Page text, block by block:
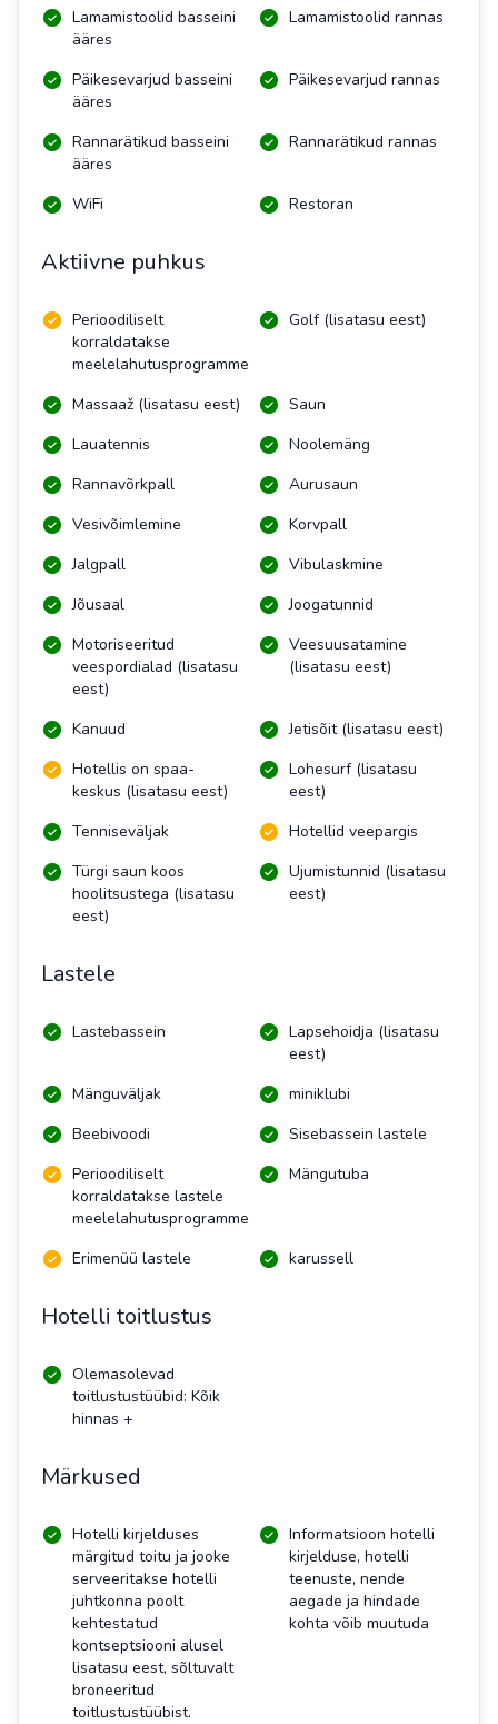
Lamamistoolid basseini
ääres
Lamamistoolid rannas
Päikesevarjud basseini
ääres
Päikesevarjud rannas
Rannarätikud basseini
ääres
Rannarätikud rannas
WiFi Restoran
Aktiivne puhkus
Perioodiliselt
korraldatakse
meelelahutusprogramme
Golf (lisatasu eest)
Massaaž (lisatasu eest)
Saun
Lauatennis
Noolemäng
Rannavõrkpall
Aurusaun
Vesivõimlemine
Korvpall
Jalgpall
Vibulaskmine
Jõusaal
Joogatunnid
Motoriseeritud
veespordialad (lisatasu
eest)
Veesuusatamine
(lisatasu eest)
Kanuud
Jetisõit (lisatasu eest)
Hotellis on spaa-
keskus (lisatasu eest)
Lohesurf (lisatasu
eest)
Tenniseväljak
Hotellid veepargis
Türgi saun koos
hoolitsustega (lisatasu
eest)
Ujumistunnid (lisatasu
eest)
Lastele
Lastebassein
Lapsehoidja (lisatasu
eest)
Mänguväljak
miniklubi
Beebivoodi
Sisebassein lastele
Perioodiliselt
korraldatakse lastele
meelelahutusprogramme
Mängutuba
Erimenüü lastele karussell
Hotelli toitlustus
Olemasolevad
toitlustustüübid: Kõik
hinnas +
Märkused
Hotelli kirjelduses
märgitud toitu ja jooke
serveeritakse hotelli
juhtkonna poolt
kehtestatud
kontseptsiooni alusel
lisatasu eest, sõltuvalt
broneeritud
toitlustustüübist.
Informatsioon hotelli
kirjelduse, hotelli
teenuste, nende
aegade ja hindade
kohta võib muutuda